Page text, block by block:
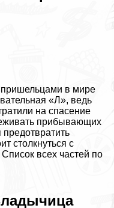
в мире
«Л», ведь
на спасение
прибывающих
предотвратить
столкнуться с
Список всех частей по